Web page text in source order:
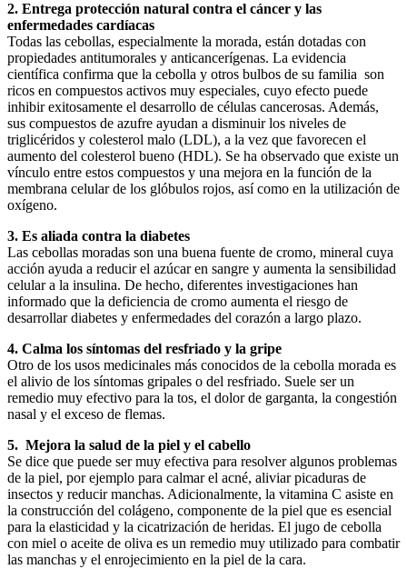
2. Entrega protección natural contra el cáncer y las
enfermedades cardíacas
Todas las cebollas, especialmente la morada, están dotadas con
propiedades antitumorales y anticancerígenas. La evidencia
científica confirma que la cebolla y otros bulbos de su familia son
ricos en compuestos activos muy especiales, cuyo efecto puede
inhibir exitosamente el desarrollo de células cancerosas. Además,
sus compuestos de azufre ayudan a disminuir los niveles de
triglicéridos y colesterol malo (LDL), a la vez que favorecen el
aumento del colesterol bueno (HDL). Se ha observado que existe un
vínculo entre estos compuestos y una mejora en la función de la
membrana celular de los glóbulos rojos, así como en la utilización de
oxígeno.
3. Es aliada contra la diabetes
Las cebollas moradas son una buena fuente de cromo, mineral cuya
acción ayuda a reducir el azúcar en sangre y aumenta la sensibilidad
celular a la insulina. De hecho, diferentes investigaciones han
informado que la deficiencia de cromo aumenta el riesgo de
desarrollar diabetes y enfermedades del corazón a largo plazo.
4. Calma los síntomas del resfriado y la gripe
Otro de los usos medicinales más conocidos de la cebolla morada es
el alivio de los síntomas gripales o del resfriado. Suele ser un
remedio muy efectivo para la tos, el dolor de garganta, la congestión
nasal y el exceso de flemas.
5. Mejora la salud de la piel y el cabello
Se dice que puede ser muy efectiva para resolver algunos problemas
de la piel, por ejemplo para calmar el acné, aliviar picaduras de
insectos y reducir manchas. Adicionalmente, la vitamina C asiste en
la construcción del colágeno, componente de la piel que es esencial
para la elasticidad y la cicatrización de heridas. El jugo de cebolla
con miel o aceite de oliva es un remedio muy utilizado para combatir
las manchas y el enrojecimiento en la piel de la cara.